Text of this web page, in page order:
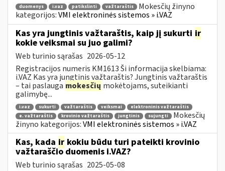
duomenys i.vaz patikslinti važtaraštis
Mokesčių žinyno
kategorijos:VMI elektroninės sistemos » i.VAZ
Kas yra jungtinis važtaraštis, kaip jį sukurti ir
kokie veiksmai su juo galimi?
Web turinio sąrašas 2026-05-12
Registracijos numeris KM1613 Ši informacija skelbiama:
i.VAZ Kas yra jungtinis važtaraštis? Jungtinis važtaraštis
– tai paslauga mokesčių mokėtojams, suteikianti
galimybę...
i.vaz sukurti važtaraštis veiksmai
elektroninis važtaraštis
e. važtaraštis
krovinio važtaraštis jungtinis sujungti
Mokesčių
žinyno kategorijos:VMI elektroninės sistemos » i.VAZ
Kas, kada ir kokiu būdu turi pateikti krovinio
važtaraščio duomenis i.VAZ?
Web turinio sąrašas 2025-05-08